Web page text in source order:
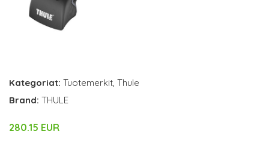
Kategoriat: Tuotemerkit, Thule
Brand: THULE
280.15 EUR